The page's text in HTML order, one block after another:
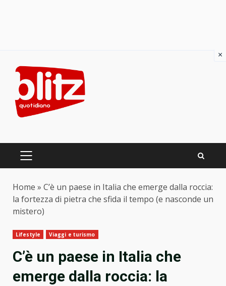
content
PRIMARY
Home » C’è un paese in Italia che emerge dalla roccia:
la fortezza di pietra che sfida il tempo (e nasconde un
mistero)
Lifestyle Viaggi e turismo
C’è un paese in Italia che
emerge dalla roccia: la
×